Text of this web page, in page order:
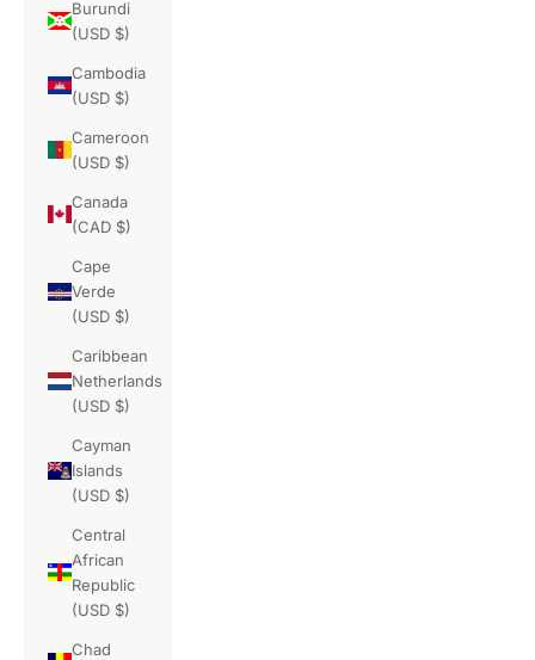
Burundi
(USD $)
Cambodia
(USD $)
Cameroon
(USD $)
Canada
(CAD $)
Cape
Verde
(USD $)
Caribbean
Netherlands
(USD $)
Cayman
Islands
(USD $)
Central
African
Republic
(USD $)
Chad